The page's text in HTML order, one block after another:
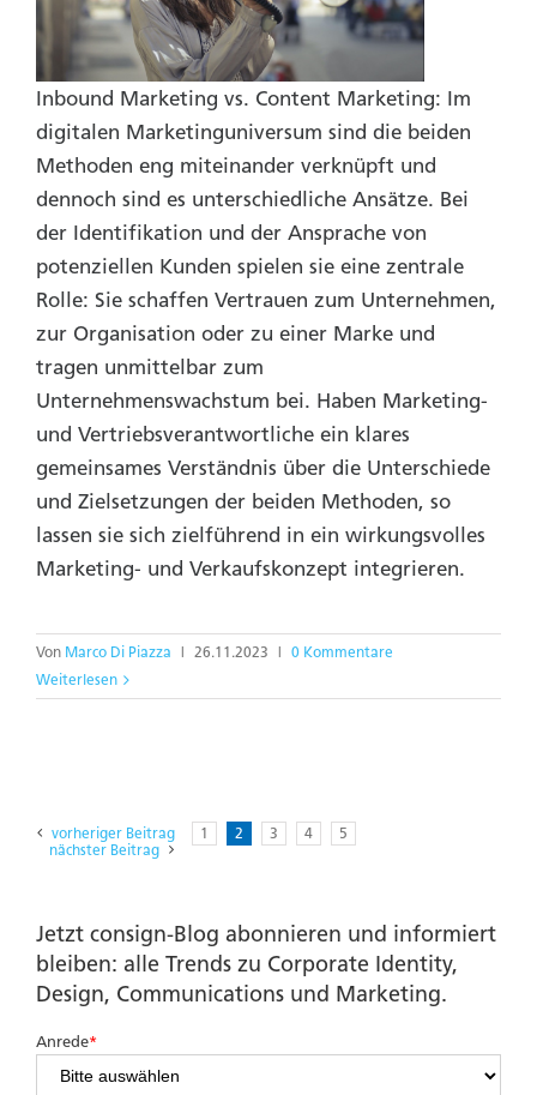
Inbound Marketing vs. Content Marketing: Im
digitalen Marketinguniversum sind die beiden
Methoden eng miteinander verknüpft und
dennoch sind es unterschiedliche Ansätze. Bei
der Identifikation und der Ansprache von
potenziellen Kunden spielen sie eine zentrale
Rolle: Sie schaffen Vertrauen zum Unternehmen,
zur Organisation oder zu einer Marke und
tragen unmittelbar zum
Unternehmenswachstum bei. Haben Marketing-
und Vertriebs­verantwortliche ein klares
gemeinsames Verständnis über die Unterschiede
und Zielsetzungen der beiden Methoden, so
lassen sie sich zielführend in ein wirkungsvolles
Marketing- und Verkaufskonzept integrieren.
Von Marco Di Piazza 26.11.2023
0 Kommentare
Weiterlesen
vorheriger Beitrag 1 2 3 4
5
nächster Beitrag
Jetzt consign-Blog abonnieren und informiert
bleiben: alle Trends zu Corporate Identity,
Design, Communications und Marketing.
Anrede*